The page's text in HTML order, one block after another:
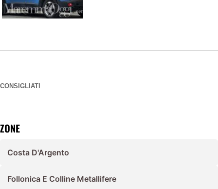
CONSIGLIATI
ZONE
Costa D'Argento
Follonica E Colline Metallifere